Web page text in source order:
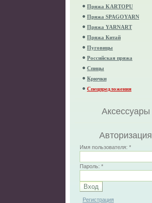
Пряжа KARTOPU
Пряжа SPAGOYARN
Пряжа YARNART
Пряжа Китай
Пуговицы
Российская пряжа
Спицы
Крючки
Спецпредложения
Аксессуары
Авторизация
Имя пользователя:*
Пароль:*
Регистрация